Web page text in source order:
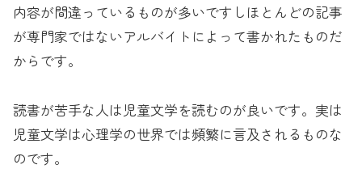
内容が間違っているものが多いですしほとんどの記事
が専門家ではないアルバイトによって書かれたものだ
からです。
読書が苦手な人は児童文学を読むのが良いです。実は
児童文学は心理学の世界では頻繁に言及されるものな
のです。